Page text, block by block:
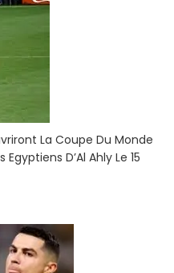
La Coupe Du Monde
D’Al Ahly Le 15